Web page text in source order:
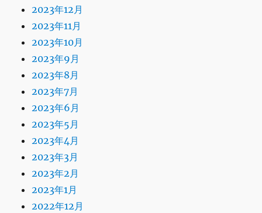
2023年12月
2023年11月
2023年10月
2023年9月
2023年8月
2023年7月
2023年6月
2023年5月
2023年4月
2023年3月
2023年2月
2023年1月
2022年12月